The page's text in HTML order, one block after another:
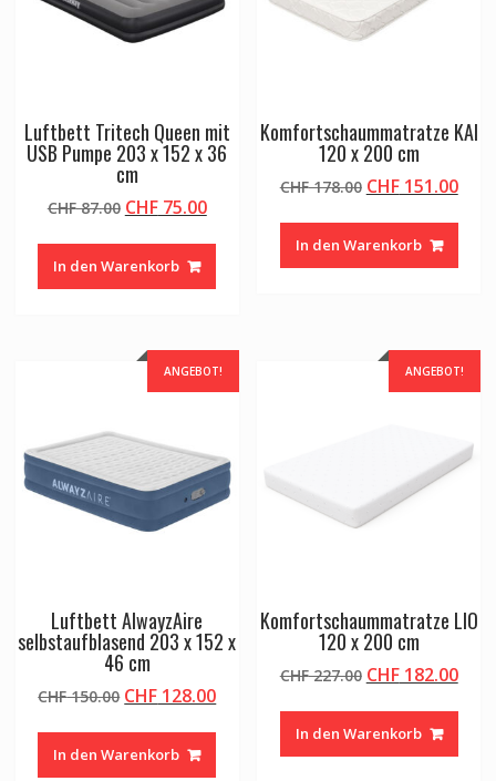
Luftbett Tritech Queen mit
USB Pumpe 203 x 152 x 36
cm
CHF87.00 Ursprünglicher
war:
CHF 87.00
CHF75.00Aktueller
In den Warenkorb
Komfortschaummatratze KAI
120 x 200 cm
CHF178.00 Ursprünglicher
war:
CHF 178.00
CHF151.00
In den Warenkorb
ANGEBOT!
Luftbett AlwayzAire
selbstaufblasend 203 x 152 x
46 cm
CHF150.00 Ursprünglicher
war:
CHF 150.00
CHF 128.00Aktueller
In den Warenkorb
ANGEBOT!
Komfortschaummatratze LIO
120 x 200 cm
CHF227.00 Ursprünglicher
war:
CHF 227.00
CHF182.00
In den Warenkorb